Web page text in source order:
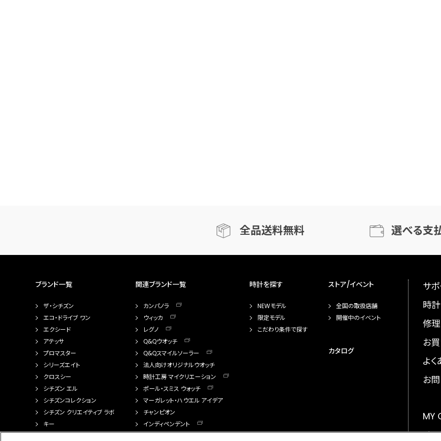
全品送料無料 選べる支
ブランド一覧
ザ・シチズン
エコ・ドライブ ワン
エクシード
アテッサ
プロマスター
シリーズエイト
クロスシー
シチズン エル
シチズンコレクション
シチズン クリエイティブ ラボ
キー
関連ブランド一覧
カンパノラ
ウィッカ
レグノ
Q&Qウオッチ
Q&Qスマイルソーラー
法人向けオリジナルウオッチ
時計工房 マイクリエーション
ポール・スミス ウォッチ
マーガレット・ハウエル アイデア
チャンピオン
インディペンデント
時計を探す
NEWモデル
限定モデル
こだわり条件で探す
ストア/イベント
全国の取扱店舗
開催中のイベント
カタログ
サ
時
修理
お
よ
お
MY
メ